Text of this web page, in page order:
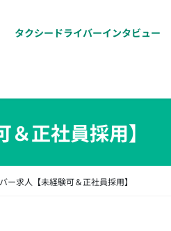
タクシードライバーインタビュー
正社員採用】
ー求人【未経験可＆正社員採用】